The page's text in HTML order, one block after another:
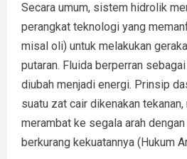
Secara umum, sistem hidrolik
perangkat teknologi yang
misal oli) untuk melakukan
putaran. Fluida berperran
diubah menjadi energi. Prinsip
suatu zat cair dikenakan
merambat ke segala arah
berkurang kekuatannya (Hukum